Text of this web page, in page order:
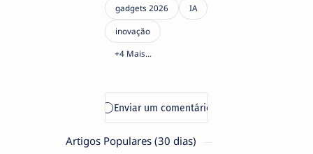
Artigos Populares (30 dias)